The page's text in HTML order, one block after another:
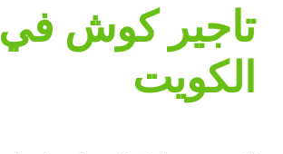
تاجير كوش في
الكويت